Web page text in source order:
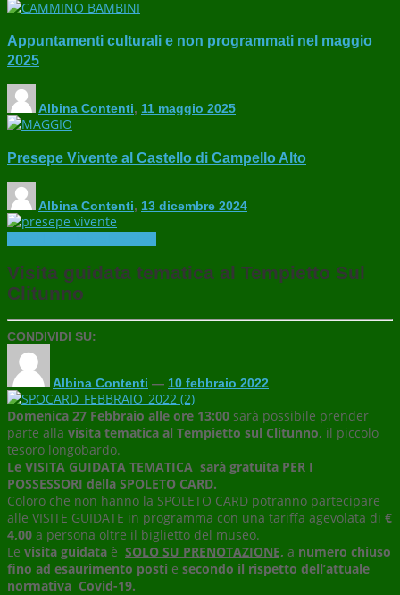
Appuntamenti culturali e non programmati nel maggio
2025
Albina Contenti, 11 maggio 2025
Presepe Vivente al Castello di Campello Alto
Albina Contenti, 13 dicembre 2024
Visita guidata tematica al Tempietto Sul
Clitunno
CONDIVIDI SU:
Albina Contenti — 10 febbraio 2022
Domenica 27 Febbraio alle ore 13:00 sarà possibile prender
parte alla visita tematica al Tempietto sul Clitunno, il piccolo
tesoro longobardo.
Le VISITA GUIDATA TEMATICA sarà gratuita PER I
POSSESSORI della SPOLETO CARD.
Coloro che non hanno la SPOLETO CARD potranno partecipare
alle VISITE GUIDATE in programma con una tariffa agevolata di €
4,00 a persona oltre il biglietto del museo.
Le visita guidata è SOLO SU PRENOTAZIONE, a numero chiuso
fino ad esaurimento posti e secondo il rispetto dell’attuale
normativa Covid-19.